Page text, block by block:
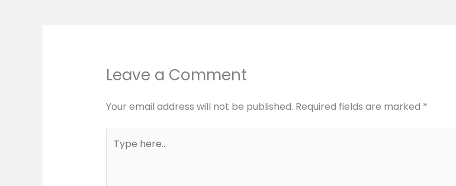
Leave a Comment
Your email address will not be published. Required fields are marked *
here..